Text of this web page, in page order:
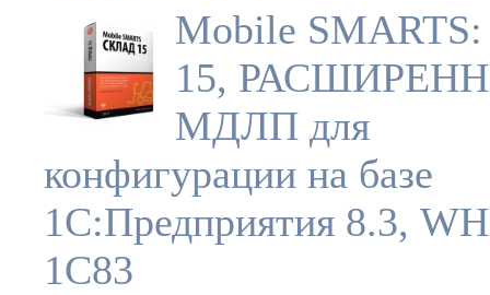
Mobile
15,
МДЛП для
конфигурации на базе
1С:Предприятия 8.3,
1C83